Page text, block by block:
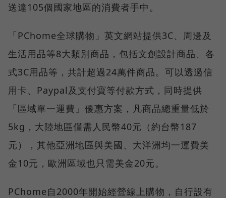
送達105個國家地區的消費者手中。
「PChome全球購物」英文網站提供3C、周邊及
生活用品等8大類別商品，包括文創設計商品、各
式3C用品等，共計超過24萬件商品。可以透過信
用卡、Paypal及支付寶等付款方式，同時提供
「區域單一運費」優惠方案，凡商品總重量低於
5kg，大陸地區僅需人民幣40元（約台幣187
元），其他亞洲地區與美國、大洋洲均一運費美
金10元，歐洲區域也只需美金20元。
PChome自2000年開始經營線上購物，自行設有